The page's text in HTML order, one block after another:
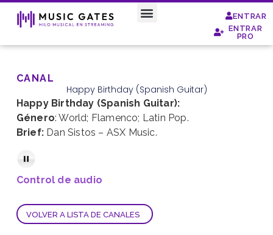
ENTRAR
ENTRAR
PRO
CANAL
Happy Birthday (Spanish Guitar)
Happy Birthday (Spanish Guitar):
Género: World; Flamenco; Latin Pop.
Brief: Dan Sistos – ASX Music.
Control de audio
VOLVER A LISTA DE CANALES